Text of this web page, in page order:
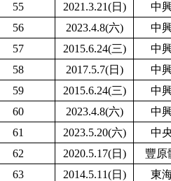
55
2021.3.21(日)
中
56
2023.4.8(六)
中
57
2015.6.24(三)
中
58
2017.5.7(日)
中
59
2015.6.24(三)
中
60
2023.4.8(六)
中
61
2023.5.20(六)
中
62
2020.5.17(日)
豐原
63
2014.5.11(日)
東